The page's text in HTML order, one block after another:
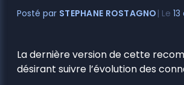
STEPHANE ROSTAGNO
La dernière version de cette
désirant suivre l’évolution des